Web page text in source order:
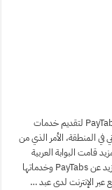
الموقع العربي (البوابة العربية للأخبار التقنية) – انطلقت PayTabs لتقديم خدمات
في المنطقة، الأمر الذي من
قامت البوابة العربية
للأخبار التقنية بالحديث إلى عبد العزيز الجوف، ليخبرنا المزيد عن PayTabs وخدماتها
الإنترنت لدى عبد …